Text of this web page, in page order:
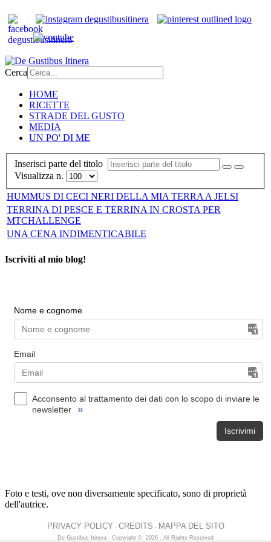
Cerca
HOME
RICETTE
STRADE DEL GUSTO
MEDIA
UN PO' DI ME
Inserisci parte del titolo
Visualizza n.
HUMMUS DI CECI NERI DELLA MIA TERRA A JELSI
TERRINA DI PESCE E TERRINA IN CROSTA PER
MTCHALLENGE
UNA CENA INDIMENTICABILE
Iscriviti al mio blog!
Nome e cognome
Email
Acconsento al trattamento dei dati con lo scopo di inviare le
newsletter
»
Iscrivimi
Foto e testi, ove non diversamente specificato, sono di proprietà
dell'autrice.
PRIVACY POLICY - CREDITS - MAPPA DEL SITO
De Gustibus Itinera - Copyright © 2026 . All Rights Reserved